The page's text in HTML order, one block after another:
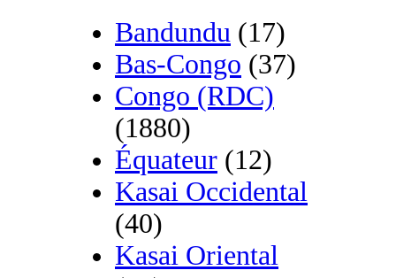
Bandundu (17)
Bas-Congo (37)
Congo (RDC)
(1880)
Équateur (12)
Kasai Occidental
(40)
Kasai Oriental